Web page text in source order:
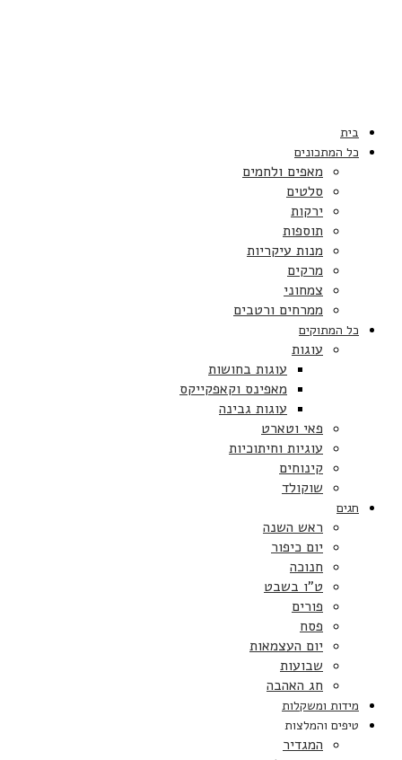
בית
כל המתכונים
מאפים ולחמים
סלטים
ירקות
תוספות
מנות עיקריות
מרקים
צמחוני
ממרחים ורטבים
כל המתוקים
עוגות
עוגות בחושות
מאפינס וקאפקייקס
עוגות גבינה
פאי וטארט
עוגיות וחיתוכיות
קינוחים
שוקולד
חגים
ראש השנה
יום כיפור
חנוכה
ט”ו בשבט
פורים
פסח
יום העצמאות
שבועות
חג האהבה
מידות ומשקלות
טיפים והמלצות
המגדיר